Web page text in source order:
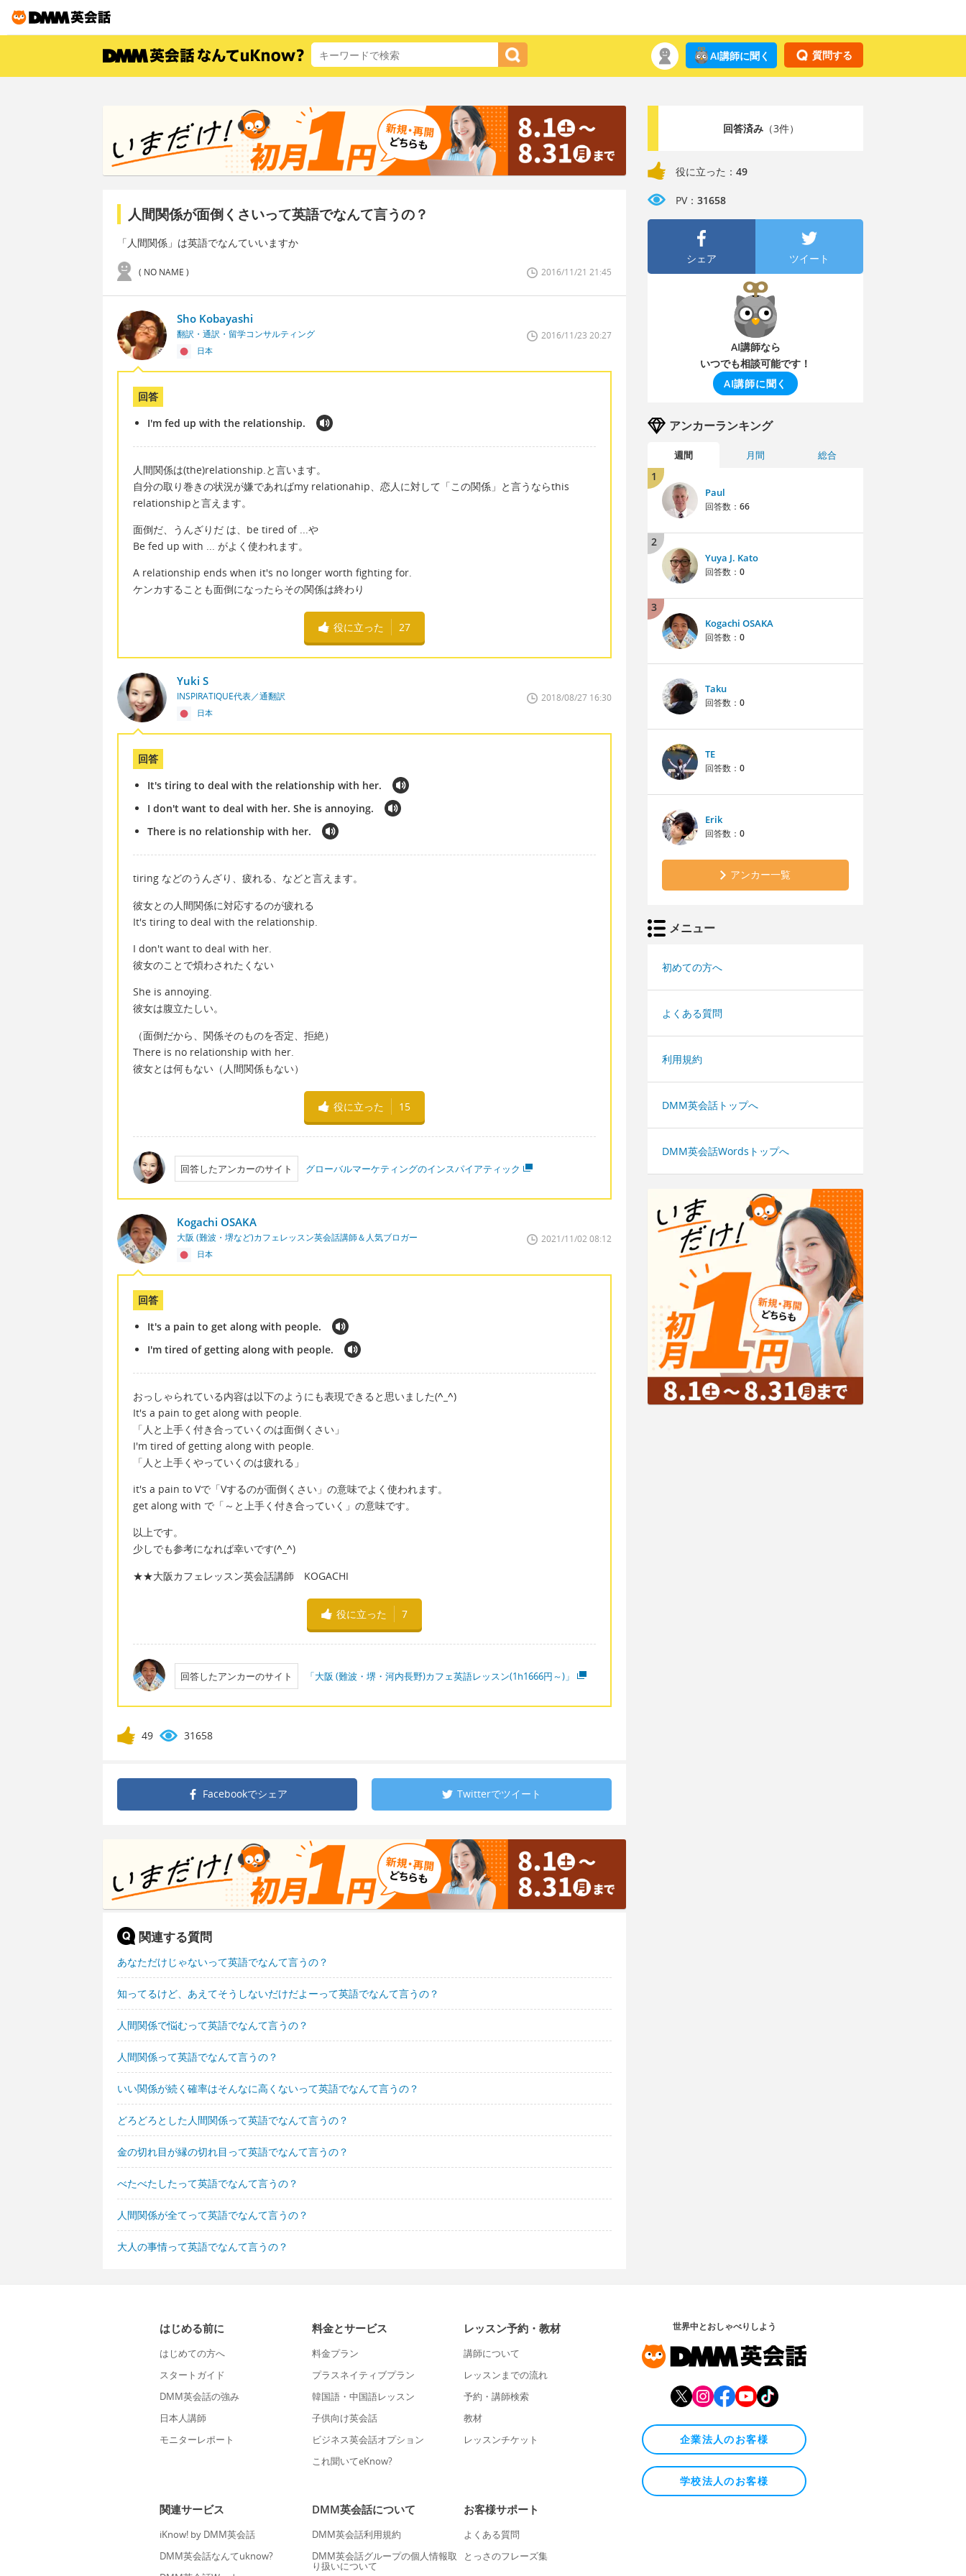
質問する
AI講師に聞く
人間関係が面倒くさいって英語でなんて言うの？
「人間関係」は英語でなんていいますか
( NO NAME ) 2016/11/21 21:45
Sho Kobayashi
翻訳・通訳・留学コンサルティング
日本
2016/11/23 20:27
回答
I'm fed up with the relationship.
人間関係は(the)relationship.と言います。
自分の取り巻きの状況が嫌であればmy relationahip、恋人に対して「この関係」と言うならthis
relationshipと言えます。
面倒だ、うんざりだ は、be tired of ...や
Be fed up with ... がよく使われます。
A relationship ends when it's no longer worth fighting for.
ケンカすることも面倒になったらその関係は終わり
役に立った 27
Yuki S
INSPIRATIQUE代表／通翻訳
日本
2018/08/27 16:30
回答
It's tiring to deal with the relationship with her.
I don't want to deal with her. She is annoying.
There is no relationship with her.
tiring などのうんざり、疲れる、などと言えます。
彼女との人間関係に対応するのが疲れる
It's tiring to deal with the relationship.
I don't want to deal with her.
彼女のことで煩わされたくない
She is annoying.
彼女は腹立たしい。
（面倒だから、関係そのものを否定、拒絶）
There is no relationship with her.
彼女とは何もない（人間関係もない）
役に立った 15
回答したアンカーのサイト グローバルマーケティングのインスパイアティック
Kogachi OSAKA
大阪 (難波・堺など)カフェレッスン英会話講師＆人気ブロガー
日本
2021/11/02 08:12
回答
It's a pain to get along with people.
I'm tired of getting along with people.
おっしゃられている内容は以下のようにも表現できると思いました(^_^)
It's a pain to get along with people.
「人と上手く付き合っていくのは面倒くさい」
I'm tired of getting along with people.
「人と上手くやっていくのは疲れる」
it's a pain to Vで「Vするのが面倒くさい」の意味でよく使われます。
get along with で「～と上手く付き合っていく」の意味です。
以上です。
少しでも参考になれば幸いです(^_^)
★★大阪カフェレッスン英会話講師 KOGACHI
役に立った 7
回答したアンカーのサイト 「大阪 (難波・堺・河内長野)カフェ英語レッスン(1h1666円～)」
49 31658
Facebookでシェア Twitterでツイート
関連する質問
あなただけじゃないって英語でなんて言うの？
知ってるけど、あえてそうしないだけだよーって英語でなんて言うの？
人間関係で悩むって英語でなんて言うの？
人間関係って英語でなんて言うの？
いい関係が続く確率はそんなに高くないって英語でなんて言うの？
どろどろとした人間関係って英語でなんて言うの？
金の切れ目が縁の切れ目って英語でなんて言うの？
べたべたしたって英語でなんて言うの？
人間関係が全てって英語でなんて言うの？
大人の事情って英語でなんて言うの？
回答済み（3件）
役に立った： 49
PV： 31658
シェア ツイート
AI講師なら
いつでも相談可能です！
AI講師に聞く
アンカーランキング
週間 月間 総合
1
Paul
回答数： 66
2
Yuya J. Kato
回答数： 0
3
Kogachi OSAKA
回答数： 0
Taku
回答数： 0
TE
回答数： 0
Erik
回答数： 0
アンカー一覧
メニュー
初めての方へ
よくある質問
利用規約
DMM英会話トップへ
DMM英会話Wordsトップへ
はじめる前に
はじめての方へ
スタートガイド
DMM英会話の強み
日本人講師
モニターレポート
料金とサービス
料金プラン
プラスネイティブプラン
韓国語・中国語レッスン
子供向け英会話
ビジネス英会話オプション
これ聞いてeKnow?
レッスン予約・教材
講師について
レッスンまでの流れ
予約・講師検索
教材
レッスンチケット
関連サービス
iKnow! by DMM英会話
DMM英会話なんてuknow?
DMM英会話について
DMM英会話利用規約
DMM英会話グループの個人情報取
り扱いについて
お客様サポート
よくある質問
とっさのフレーズ集
世界中とおしゃべりしよう
企業法人のお客様
学校法人のお客様